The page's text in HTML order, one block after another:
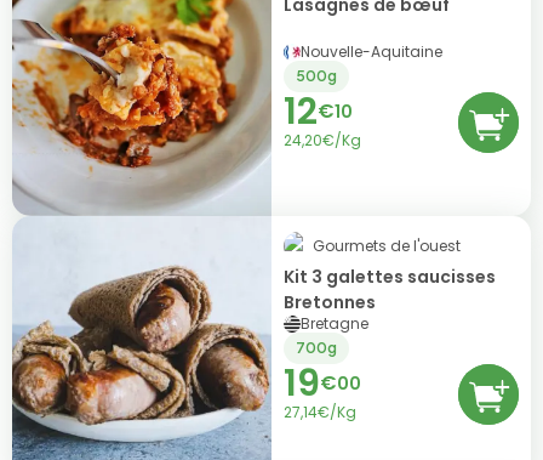
Lasagnes de bœuf
Nouvelle-Aquitaine
500g
12€10
24,20€/Kg
Gourmets de l'ouest
Kit 3 galettes saucisses
Bretonnes
Bretagne
700g
19€00
27,14€/Kg